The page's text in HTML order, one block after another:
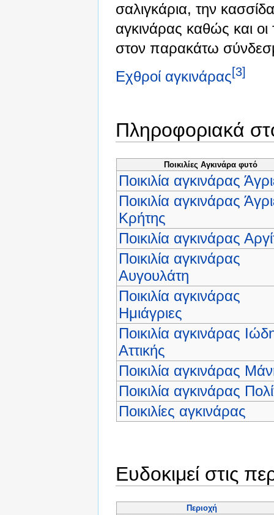
σαλιγκάρια, την
αγκινάρας καθώς και
στον παρακάτω
Εχθροί αγκινάρας[3]
Πληροφοριακά
Ποικιλίες Αγκινάρα φυτό
Ποικιλία αγκινάρας
Ποικιλία αγκινάρας
Κρήτης
Ποικιλία αγκινάρας
Ποικιλία αγκινάρας
Αυγουλάτη
Ποικιλία αγκινάρας
Ημιάγριες
Ποικιλία αγκινάρας
Αττικής
Ποικιλία αγκινάρας
Ποικιλία αγκινάρας
Ποικιλίες αγκινάρας
Ευδοκιμεί στις
Περιοχή